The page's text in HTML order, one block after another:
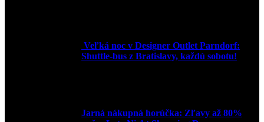
Veľká noc v Designer Outlet Parndorf:
Shuttle-bus z Bratislavy, každú sobotu!
Jarná nákupná horúčka: Zľavy až 80%